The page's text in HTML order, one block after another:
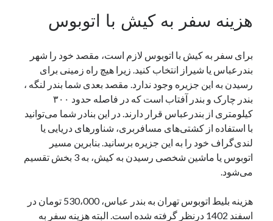
مارس 2025
ژانویه 2025
دسامبر 2024
نوامبر 2024
اکتبر 2024
سپتامبر 2024
آگوست 2024
جولای 2024
ژوئن 2024
می 2024
فوریه 2024
هزینه سفر به کیش با اتوبوس
برای سفر به کیش با اتوبوس لازم است، مقصد خود را شهر
بندرعباس یا شیراز انتخاب کنید. زیرا هیچ راه زمینی برای
رسیدن به این جزیره وجود ندارد. مقصد بعدی شما بندر لنگه ،
بندر چارک و بندر آفتاب است که در فاصله حدود ۳۰۰
کیلومتری از بندرعباس قرار دارند. در این بنادر شما می‌توانید
با استفاده از کشتی‌های مسافربری، شناورهای دریایی یا
لندی‌گراف خود را به این جزیره برسانید. بنابرین مسیر
اتوبوس یا ماشین شخصی رسیدن به کیش، به 3 بخش تقسیم
می‌شود.
هزینه بلیط اتوبوس تهران به بندر عباس، 530،000 تومان در
اسفند 1402 درنظر گرفته شده است. البته هزینه سفر به